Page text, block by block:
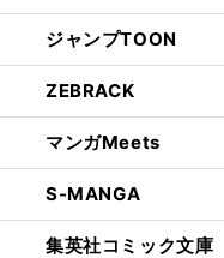
ジャンプTOON
ZEBRACK
マンガMeets
S-MANGA
集英社コミック文庫